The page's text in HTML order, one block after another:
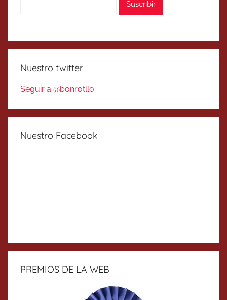
Nuestro twitter
Seguir a @bonrotllo
Nuestro Facebook
PREMIOS DE LA WEB